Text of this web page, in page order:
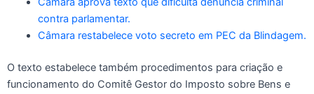
contra parlamentar.
Câmara restabelece voto secreto em PEC da Blindagem.
O texto estabelece também procedimentos para criação e
funcionamento do Comitê Gestor do Imposto sobre Bens e